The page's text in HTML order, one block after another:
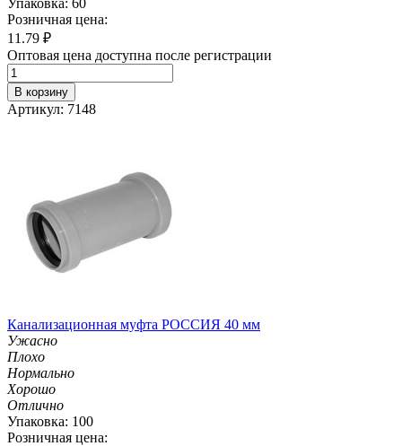
Розничная цена:
11.79 ₽
Оптовая цена доступна после регистрации
В корзину
Артикул: 7148
Канализационная муфта РОССИЯ 40 мм
Ужасно
Плохо
Нормально
Хорошо
Отлично
Упаковка: 100
Розничная цена: